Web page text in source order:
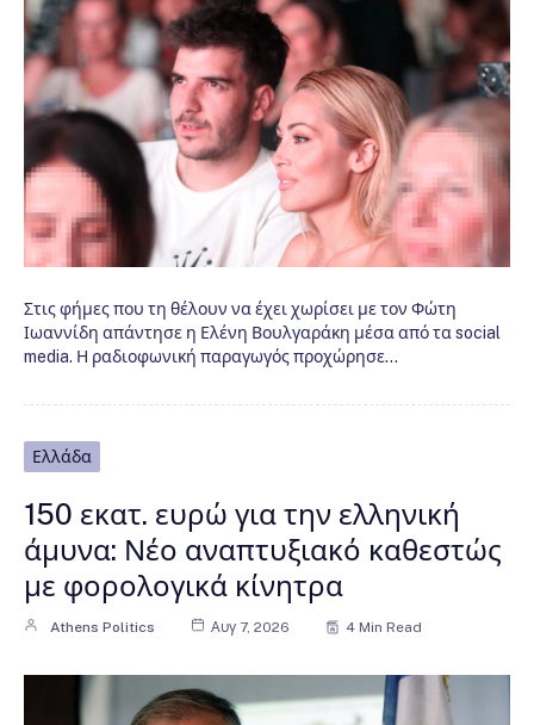
Στις φήμες που τη θέλουν να έχει χωρίσει με τον Φώτη
Ιωαννίδη απάντησε η Ελένη Βουλγαράκη μέσα από τα social
media. Η ραδιοφωνική παραγωγός προχώρησε…
Ελλάδα
150 εκατ. ευρώ για την ελληνική
άμυνα: Νέο αναπτυξιακό καθεστώς
με φορολογικά κίνητρα
Athens Politics Αυγ 7, 2026 4 Min Read